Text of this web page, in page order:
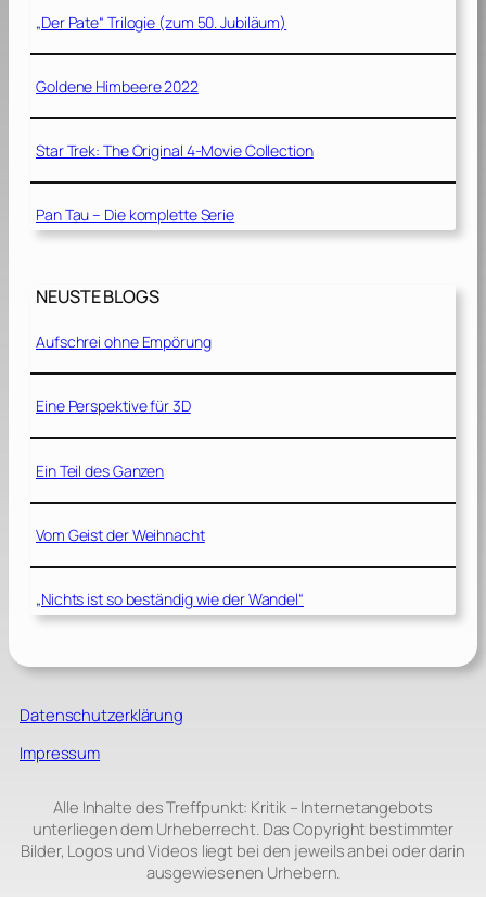
„Der Pate“ Trilogie (zum 50. Jubiläum)
Goldene Himbeere 2022
Star Trek: The Original 4-Movie Collection
Pan Tau – Die komplette Serie
NEUSTE BLOGS
Aufschrei ohne Empörung
Eine Perspektive für 3D
Ein Teil des Ganzen
Vom Geist der Weihnacht
„Nichts ist so beständig wie der Wandel“
Datenschutzerklärung
Impressum
Alle Inhalte des Treffpunkt: Kritik – Internetangebots
unterliegen dem Urheberrecht. Das Copyright bestimmter
Bilder, Logos und Videos liegt bei den jeweils anbei oder darin
ausgewiesenen Urhebern.